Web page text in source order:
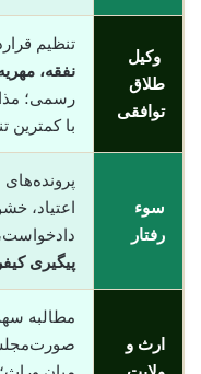
وکیل
طلاق
توافقی
تنظیم
نفقه،
رسمی؛
با کمترین
سوء
رفتار
اعتیاد،
پیگیری
ارث و
مطالبه
صورت‌مجلس